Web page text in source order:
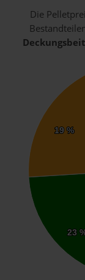
Die
23
23
19 %
19 %